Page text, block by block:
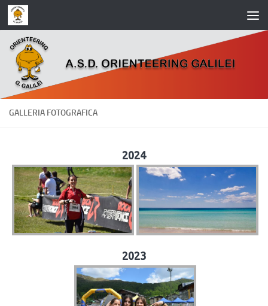
Salta al contenuto
GALLERIA FOTOGRAFICA
2024
2023